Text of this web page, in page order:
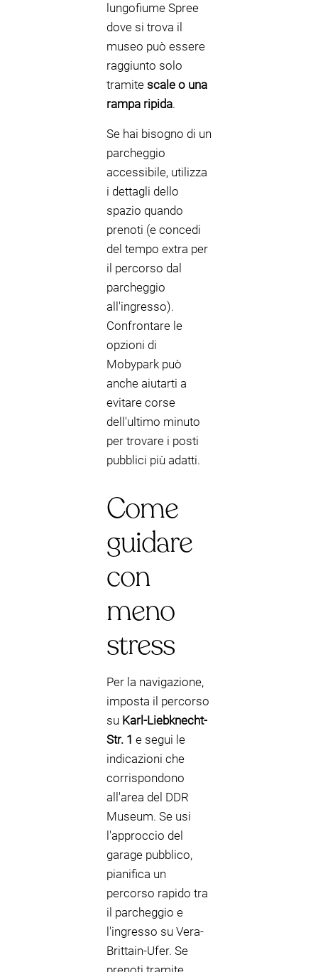
lungofiume Spree
dove si trova il
museo può essere
raggiunto solo
tramite scale o una
rampa ripida.
Se hai bisogno di un
parcheggio
accessibile, utilizza
i dettagli dello
spazio quando
prenoti (e concedi
del tempo extra per
il percorso dal
parcheggio
all'ingresso).
Confrontare le
opzioni di
Mobypark può
anche aiutarti a
evitare corse
dell'ultimo minuto
per trovare i posti
pubblici più adatti.
Come
guidare
con
meno
stress
Per la navigazione,
imposta il percorso
su Karl-Liebknecht-
Str. 1 e segui le
indicazioni che
corrispondono
all'area del DDR
Museum. Se usi
l'approccio del
garage pubblico,
pianifica un
percorso rapido tra
il parcheggio e
l'ingresso su Vera-
Brittain-Ufer. Se